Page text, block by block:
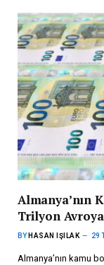
Almanya’nın
Trilyon Avroya
BY HASAN IŞILAK 29
Almanya’nın kamu